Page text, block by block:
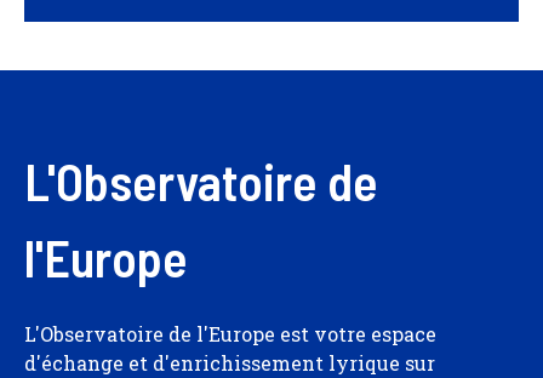
L'Observatoire de
l'Europe
L'Observatoire de l'Europe est votre espace
d'échange et d'enrichissement lyrique sur